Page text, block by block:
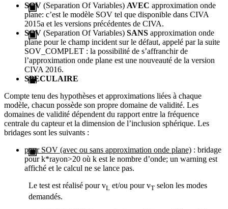
SOV (Separation Of Variables) AVEC approximation onde
plane: c’est le modèle SOV tel que disponible dans CIVA
2015a et les versions précédentes de CIVA.
SOV (Separation Of Variables) SANS approximation onde
plane pour le champ incident sur le défaut, appelé par la suite
SOV_COMPLET : la possibilité de s’affranchir de
l’approximation onde plane est une nouveauté de la version
CIVA 2016.
SPECULAIRE
Compte tenu des hypothèses et approximations liées à chaque
modèle, chacun possède son propre domaine de validité. Les
domaines de validité dépendent du rapport entre la fréquence
centrale du capteur et la dimension de l’inclusion sphérique. Les
bridages sont les suivants :
pour SOV (avec ou sans approximation onde plane) : bridage
pour k*rayon>20 où k est le nombre d’onde; un warning est
affiché et le calcul ne se lance pas.
Le test est réalisé pour vL et/ou pour vT selon les modes
demandés.